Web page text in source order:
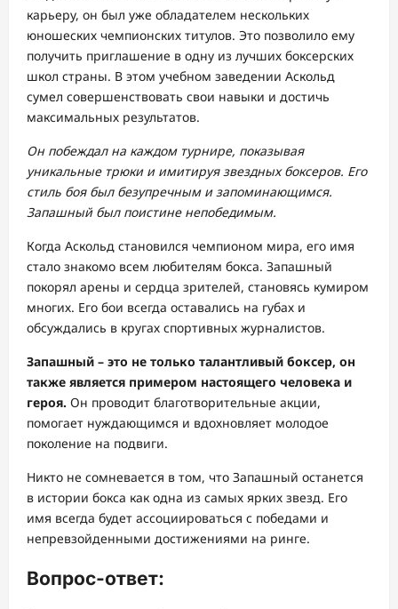
карьеру, он был уже обладателем нескольких
юношеских чемпионских титулов. Это позволило ему
получить приглашение в одну из лучших боксерских
школ страны. В этом учебном заведении Аскольд
сумел совершенствовать свои навыки и достичь
максимальных результатов.
Он побеждал на каждом турнире, показывая
уникальные трюки и имитируя звездных боксеров. Его
стиль боя был безупречным и запоминающимся.
Запашный был поистине непобедимым.
Когда Аскольд становился чемпионом мира, его имя
стало знакомо всем любителям бокса. Запашный
покорял арены и сердца зрителей, становясь кумиром
многих. Его бои всегда оставались на губах и
обсуждались в кругах спортивных журналистов.
Запашный – это не только талантливый боксер, он
также является примером настоящего человека и
героя. Он проводит благотворительные акции,
помогает нуждающимся и вдохновляет молодое
поколение на подвиги.
Никто не сомневается в том, что Запашный останется
в истории бокса как одна из самых ярких звезд. Его
имя всегда будет ассоциироваться с победами и
непревзойденными достижениями на ринге.
Вопрос-ответ: